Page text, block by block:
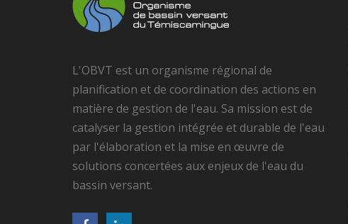
L'OBVT est un organisme régional de
planification et de coordination des actions en
matière de gestion de l'eau. Sa mission est de
catalyser la gestion intégrée et durable de l'eau
par l'élaboration et la mise en œuvre de
solutions concertées aux enjeux de l'eau du
bassin versant.